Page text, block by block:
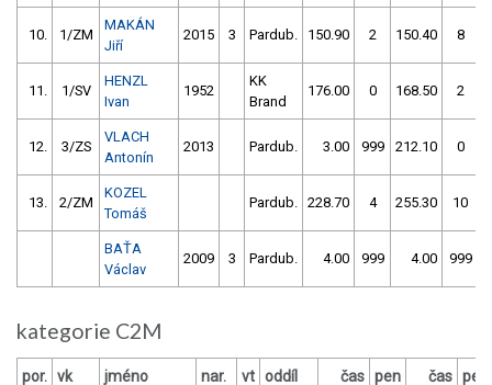
10. 1/ZM
MAKÁN
Jiří
2015 3 Pardub. 150.90 2 150.40 8
11. 1/SV
HENZL
Ivan
1952
KK
Brand
176.00 0 168.50 2
12. 3/ZS
VLACH
Antonín
2013 Pardub. 3.00 999 212.10 0
13. 2/ZM
KOZEL
Tomáš
Pardub. 228.70 4 255.30 10
BAŤA
Václav
2009 3 Pardub. 4.00 999 4.00 999
kategorie C2M
por. vk jméno nar. vt oddíl čas pen čas pen